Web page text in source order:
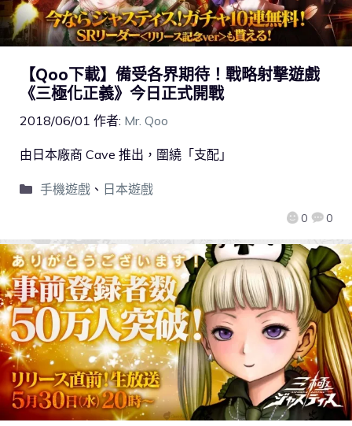
【Qoo下載】備受各界期待！戰略射撃遊戲
《三極化正義》今日正式開戰
2018/06/01 作者: Mr. Qoo
0 0
由日本廠商 Cave 推出，圍繞「支配」
手機遊戲、 日本遊戲